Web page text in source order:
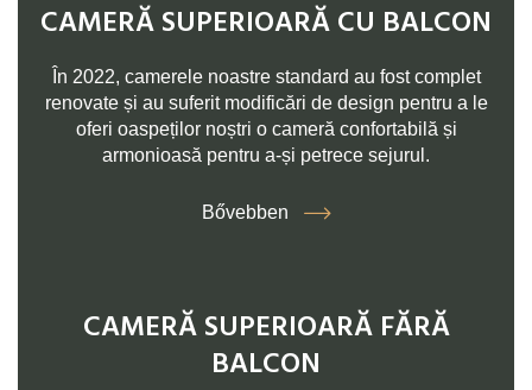
CAMERĂ SUPERIOARĂ CU BALCON
În 2022, camerele noastre standard au fost complet
renovate și au suferit modificări de design pentru a le
oferi oaspeților noștri o cameră confortabilă și
armonioasă pentru a-și petrece sejurul.
Bővebben
CAMERĂ SUPERIOARĂ FĂRĂ
BALCON